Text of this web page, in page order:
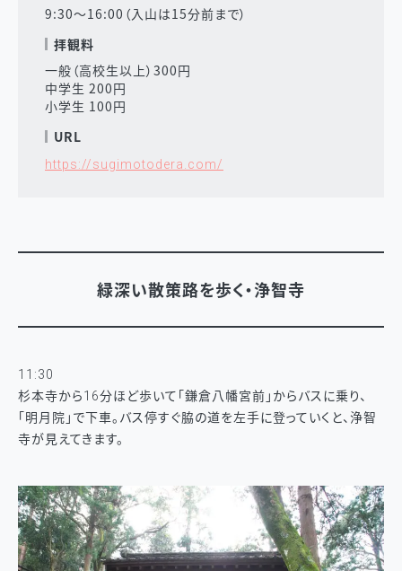
9:30～16:00（入山は15分前まで）
拝観料
一般（高校生以上）300円
中学生 200円
小学生 100円
URL
https://sugimotodera.com/
緑深い散策路を歩く・浄智寺
11:30
杉本寺から16分ほど歩いて「鎌倉八幡宮前」からバスに乗り、
「明月院」で下車。バス停すぐ脇の道を左手に登っていくと、浄智
寺が見えてきます。